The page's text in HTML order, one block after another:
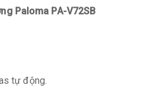
Paloma PA-V72SB
tự động.